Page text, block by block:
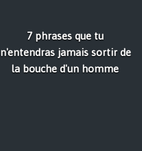
7 phrases que tu
n'entendras jamais sortir de
la bouche d'un homme